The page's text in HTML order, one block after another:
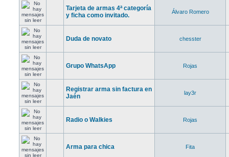
Tarjeta de armas 4ª categoría
y ficha como invitado.
Álvaro Romero
Duda de novato chesster
Grupo WhatsApp Rojas
Registrar arma sin factura en
Jaén
lay3r
Radio o Walkies Rojas
Arma para chica Fita